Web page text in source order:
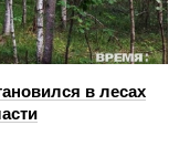
в лесах